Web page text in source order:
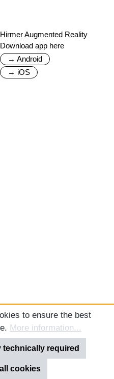
Hirmer Augmented Reality
Download app here
→ Android
→ iOS
to ensure the best
More information...
technically required
cookies